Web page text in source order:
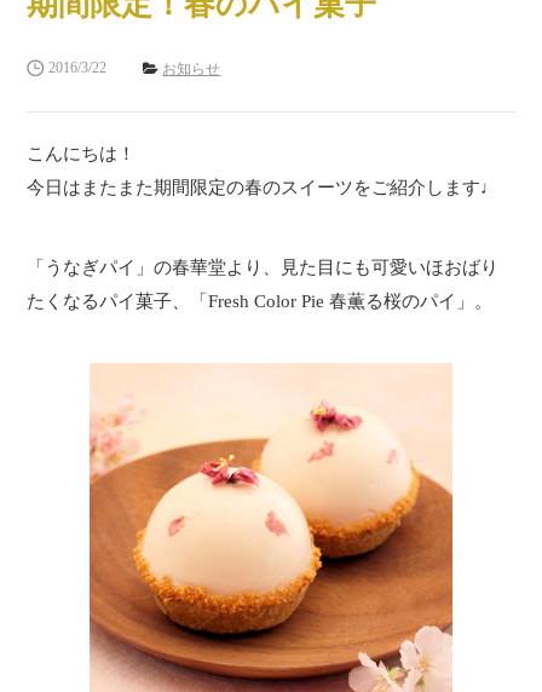
2016/3/22 お知らせ
こんにちは！
今日はまたまた期間限定の春のスイーツをご紹介します♩
「うなぎパイ」の春華堂より、見た目にも可愛いほおばり
たくなるパイ菓子、「Fresh Color Pie 春薫る桜のパイ」。